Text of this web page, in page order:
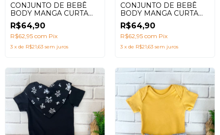
CONJUNTO DE BEBÊ
BODY MANGA CURTA
FOCA BRANCO E AZUL
MARINHO
R$64,90
R$62,95 com Pix
3 x de R$21,63 sem juros
CONJUNTO DE BEBÊ
BODY MANGA CURTA
BRANCO + SHORTS
UNIVERSO VERMELHO
R$64,90
R$62,95 com Pix
3 x de R$21,63 sem juros